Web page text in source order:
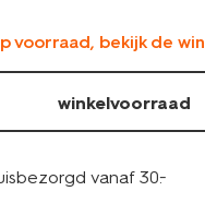
voorraad, bekijk de
winkelvoorraad
vanaf 30.-